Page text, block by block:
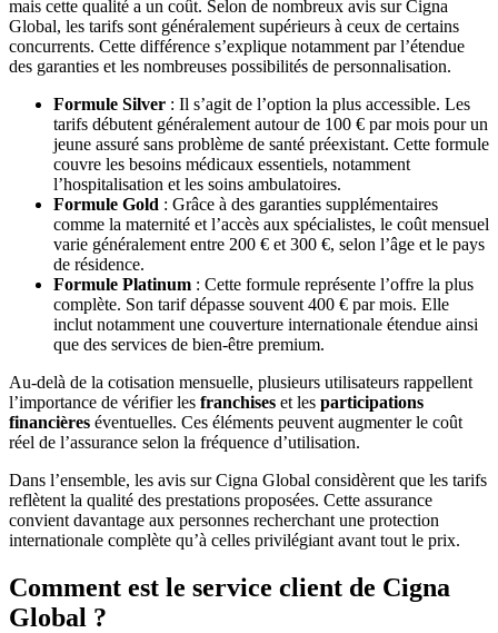
mais cette qualité a un coût. Selon de nombreux avis sur Cigna
Global, les tarifs sont généralement supérieurs à ceux de certains
concurrents. Cette différence s’explique notamment par l’étendue
des garanties et les nombreuses possibilités de personnalisation.
Formule Silver : Il s’agit de l’option la plus accessible. Les
tarifs débutent généralement autour de 100 € par mois pour un
jeune assuré sans problème de santé préexistant. Cette formule
couvre les besoins médicaux essentiels, notamment
l’hospitalisation et les soins ambulatoires.
Formule Gold : Grâce à des garanties supplémentaires
comme la maternité et l’accès aux spécialistes, le coût mensuel
varie généralement entre 200 € et 300 €, selon l’âge et le pays
de résidence.
Formule Platinum : Cette formule représente l’offre la plus
complète. Son tarif dépasse souvent 400 € par mois. Elle
inclut notamment une couverture internationale étendue ainsi
que des services de bien-être premium.
Au-delà de la cotisation mensuelle, plusieurs utilisateurs rappellent
l’importance de vérifier les franchises et les participations
financières éventuelles. Ces éléments peuvent augmenter le coût
réel de l’assurance selon la fréquence d’utilisation.
Dans l’ensemble, les avis sur Cigna Global considèrent que les tarifs
reflètent la qualité des prestations proposées. Cette assurance
convient davantage aux personnes recherchant une protection
internationale complète qu’à celles privilégiant avant tout le prix.
Comment est le service client de Cigna
Global ?